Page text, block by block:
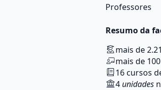
Professores
Resumo da
mais de
mais de
16 cursos
4unidades